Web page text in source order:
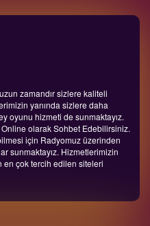
zamandır sizlere kaliteli
yanında sizlere daha
oyunu hizmeti de sunmaktayız.
olarak Sohbet Edebilirsiniz.
için Radyomuz üzerinden
sunmaktayız. Hizmetlerimizin
çok tercih edilen siteleri